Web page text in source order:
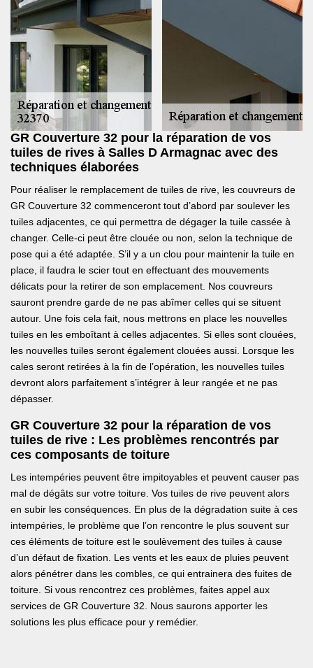
GR Couverture 32 pour la réparation de vos
tuiles de rives à Salles D Armagnac avec des
techniques élaborées
Pour réaliser le remplacement de tuiles de rive, les couvreurs de
GR Couverture 32 commenceront tout d’abord par soulever les
tuiles adjacentes, ce qui permettra de dégager la tuile cassée à
changer. Celle-ci peut être clouée ou non, selon la technique de
pose qui a été adaptée. S’il y a un clou pour maintenir la tuile en
place, il faudra le scier tout en effectuant des mouvements
délicats pour la retirer de son emplacement. Nos couvreurs
sauront prendre garde de ne pas abîmer celles qui se situent
autour. Une fois cela fait, nous mettrons en place les nouvelles
tuiles en les emboîtant à celles adjacentes. Si elles sont clouées,
les nouvelles tuiles seront également clouées aussi. Lorsque les
cales seront retirées à la fin de l’opération, les nouvelles tuiles
devront alors parfaitement s’intégrer à leur rangée et ne pas
dépasser.
GR Couverture 32 pour la réparation de vos
tuiles de rive : Les problèmes rencontrés par
ces composants de toiture
Les intempéries peuvent être impitoyables et peuvent causer pas
mal de dégâts sur votre toiture. Vos tuiles de rive peuvent alors
en subir les conséquences. En plus de la dégradation suite à ces
intempéries, le problème que l’on rencontre le plus souvent sur
ces éléments de toiture est le soulèvement des tuiles à cause
d’un défaut de fixation. Les vents et les eaux de pluies peuvent
alors pénétrer dans les combles, ce qui entrainera des fuites de
toiture. Si vous rencontrez ces problèmes, faites appel aux
services de GR Couverture 32. Nous saurons apporter les
solutions les plus efficace pour y remédier.